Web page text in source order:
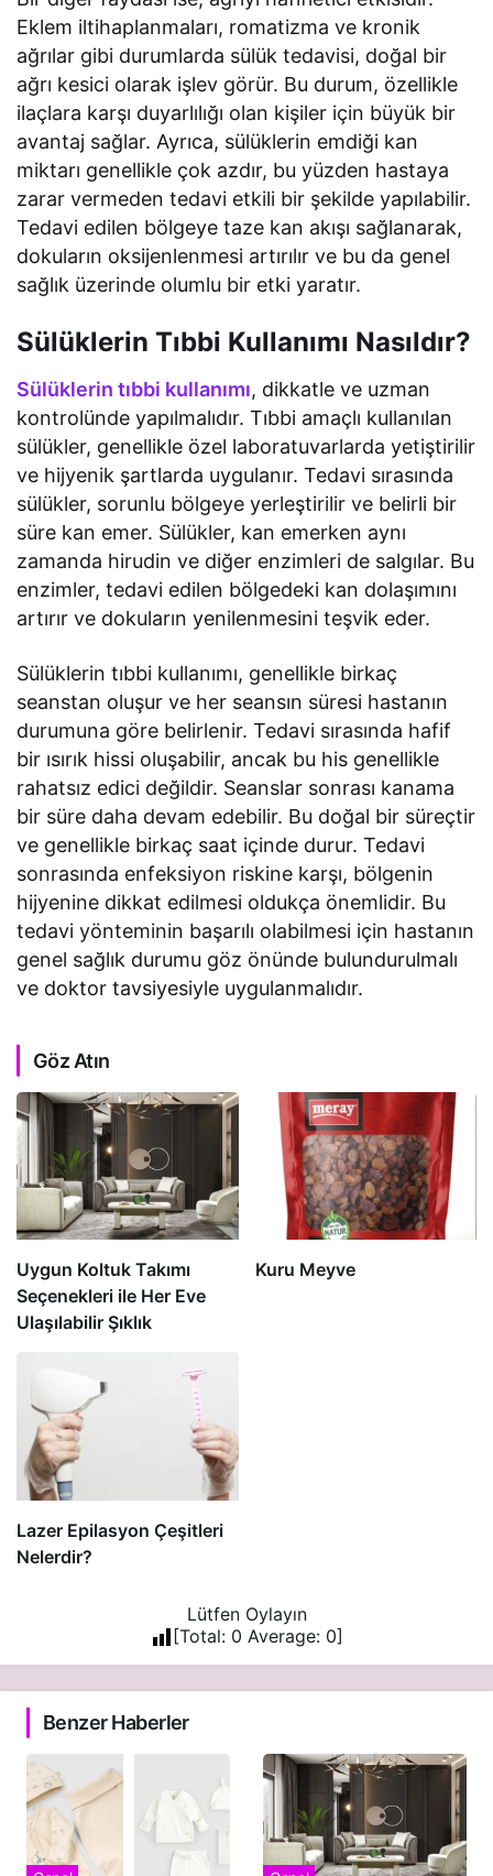
Eklem iltihaplanmaları, romatizma ve kronik
ağrılar gibi durumlarda sülük tedavisi, doğal bir
ağrı kesici olarak işlev görür. Bu durum, özellikle
ilaçlara karşı duyarlılığı olan kişiler için büyük bir
avantaj sağlar. Ayrıca, sülüklerin emdiği kan
miktarı genellikle çok azdır, bu yüzden hastaya
zarar vermeden tedavi etkili bir şekilde yapılabilir.
Tedavi edilen bölgeye taze kan akışı sağlanarak,
dokuların oksijenlenmesi artırılır ve bu da genel
sağlık üzerinde olumlu bir etki yaratır.
Sülüklerin Tıbbi Kullanımı Nasıldır?
Sülüklerin tıbbi kullanımı, dikkatle ve uzman
kontrolünde yapılmalıdır. Tıbbi amaçlı kullanılan
sülükler, genellikle özel laboratuvarlarda yetiştirilir
ve hijyenik şartlarda uygulanır. Tedavi sırasında
sülükler, sorunlu bölgeye yerleştirilir ve belirli bir
süre kan emer. Sülükler, kan emerken aynı
zamanda hirudin ve diğer enzimleri de salgılar. Bu
enzimler, tedavi edilen bölgedeki kan dolaşımını
artırır ve dokuların yenilenmesini teşvik eder.
Sülüklerin tıbbi kullanımı, genellikle birkaç
seanstan oluşur ve her seansın süresi hastanın
durumuna göre belirlenir. Tedavi sırasında hafif
bir ısırık hissi oluşabilir, ancak bu his genellikle
rahatsız edici değildir. Seanslar sonrası kanama
bir süre daha devam edebilir. Bu doğal bir süreçtir
ve genellikle birkaç saat içinde durur. Tedavi
sonrasında enfeksiyon riskine karşı, bölgenin
hijyenine dikkat edilmesi oldukça önemlidir. Bu
tedavi yönteminin başarılı olabilmesi için hastanın
genel sağlık durumu göz önünde bulundurulmalı
ve doktor tavsiyesiyle uygulanmalıdır.
Göz Atın
Uygun Koltuk Takımı
Seçenekleri ile Her Eve
Ulaşılabilir Şıklık
Kuru Meyve
Lazer Epilasyon Çeşitleri
Nelerdir?
Lütfen Oylayın
[Total: 0 Average: 0]
Benzer Haberler